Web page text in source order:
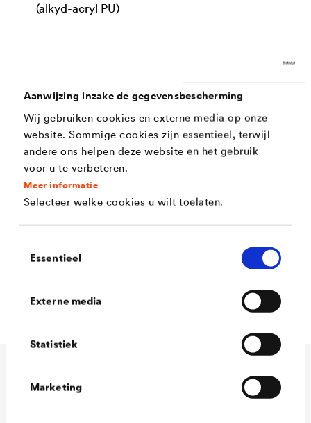
Aanwijzing inzake de gegevensbescherming
Wij gebruiken cookies en externe media op onze
website. Sommige cookies zijn essentieel, terwijl
andere ons helpen deze website en het gebruik
voor u te verbeteren.
Meer informatie
Selecteer welke cookies u wilt toelaten.
Essentieel
Externe media
Statistiek
Marketing
(alkyd-acryl PU)
Goed standvermogen door hoge natte laagdikte
Biocidevrij, ventilerend en blokvast voor binnen
en buiten
Airless applicatie met 110 bar spuitdruk en 0,010
spuitmond
Volgens DIN EN 71 deel 3 geschikt voor
Snelle droging - twee tot drie lagen op één dag
Technische gegevens